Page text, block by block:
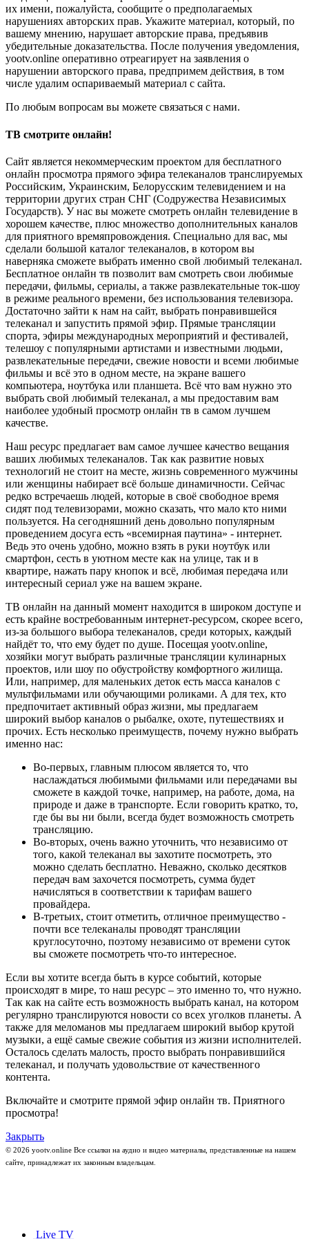
их имени, пожалуйста, сообщите о предполагаемых
нарушениях авторских прав. Укажите материал, который, по
вашему мнению, нарушает авторские права, предъявив
убедительные доказательства. После получения уведомления,
yootv.online оперативно отреагирует на заявления о
нарушении авторского права, предпримем действия, в том
числе удалим оспариваемый материал с сайта.
По любым вопросам вы можете связаться с нами.
ТВ смотрите онлайн!
Сайт является некоммерческим проектом для бесплатного
онлайн просмотра прямого эфира телеканалов транслируемых
Российским, Украинским, Белорусским телевидением и на
территории других стран СНГ (Содружества Независимых
Государств). У нас вы можете смотреть онлайн телевидение в
хорошем качестве, плюс множество дополнительных каналов
для приятного времяпровождения. Специально для вас, мы
сделали большой каталог телеканалов, в котором вы
наверняка сможете выбрать именно свой любимый телеканал.
Бесплатное онлайн тв позволит вам смотреть свои любимые
передачи, фильмы, сериалы, а также развлекательные ток-шоу
в режиме реального времени, без использования телевизора.
Достаточно зайти к нам на сайт, выбрать понравившейся
телеканал и запустить прямой эфир. Прямые трансляции
спорта, эфиры международных мероприятий и фестивалей,
телешоу с популярными артистами и известными людьми,
развлекательные передачи, свежие новости и всеми любимые
фильмы и всё это в одном месте, на экране вашего
компьютера, ноутбука или планшета. Всё что вам нужно это
выбрать свой любимый телеканал, а мы предоставим вам
наиболее удобный просмотр онлайн тв в самом лучшем
качестве.
Наш ресурс предлагает вам самое лучшее качество вещания
ваших любимых телеканалов. Так как развитие новых
технологий не стоит на месте, жизнь современного мужчины
или женщины набирает всё больше динамичности. Сейчас
редко встречаешь людей, которые в своё свободное время
сидят под телевизорами, можно сказать, что мало кто ними
пользуется. На сегодняшний день довольно популярным
проведением досуга есть «всемирная паутина» - интернет.
Ведь это очень удобно, можно взять в руки ноутбук или
смартфон, сесть в уютном месте как на улице, так и в
квартире, нажать пару кнопок и всё, любимая передача или
интересный сериал уже на вашем экране.
ТВ онлайн на данный момент находится в широком доступе и
есть крайне востребованным интернет-ресурсом, скорее всего,
из-за большого выбора телеканалов, среди которых, каждый
найдёт то, что ему будет по душе. Посещая yootv.online,
хозяйки могут выбрать различные трансляции кулинарных
проектов, или шоу по обустройству комфортного жилища.
Или, например, для маленьких деток есть масса каналов с
мультфильмами или обучающими роликами. А для тех, кто
предпочитает активный образ жизни, мы предлагаем
широкий выбор каналов о рыбалке, охоте, путешествиях и
прочих. Есть несколько преимуществ, почему нужно выбрать
именно нас:
Во-первых, главным плюсом является то, что
наслаждаться любимыми фильмами или передачами вы
сможете в каждой точке, например, на работе, дома, на
природе и даже в транспорте. Если говорить кратко, то,
где бы вы ни были, всегда будет возможность смотреть
трансляцию.
Во-вторых, очень важно уточнить, что независимо от
того, какой телеканал вы захотите посмотреть, это
можно сделать бесплатно. Неважно, сколько десятков
передач вам захочется посмотреть, сумма будет
начисляться в соответствии к тарифам вашего
провайдера.
В-третьих, стоит отметить, отличное преимущество -
почти все телеканалы проводят трансляции
круглосуточно, поэтому независимо от времени суток
вы сможете посмотреть что-то интересное.
Если вы хотите всегда быть в курсе событий, которые
происходят в мире, то наш ресурс – это именно то, что нужно.
Так как на сайте есть возможность выбрать канал, на котором
регулярно транслируются новости со всех уголков планеты. А
также для меломанов мы предлагаем широкий выбор крутой
музыки, а ещё самые свежие события из жизни исполнителей.
Осталось сделать малость, просто выбрать понравившийся
телеканал, и получать удовольствие от качественного
контента.
Включайте и смотрите прямой эфир онлайн тв. Приятного
просмотра!
Закрыть
© 2026 yootv.online Все ссылки на аудио и видео материалы, представленные на нашем
сайте, принадлежат их законным владельцам.
Live TV